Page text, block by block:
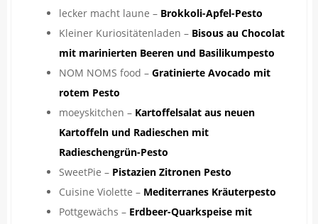
lecker macht laune – Brokkoli-Apfel-Pesto
Kleiner Kuriositätenladen – Bisous au Chocolat
mit marinierten Beeren und Basilikumpesto
NOM NOMS food – Gratinierte Avocado mit
rotem Pesto
moeyskitchen – Kartoffelsalat aus neuen
Kartoffeln und Radieschen mit
Radieschengrün-Pesto
SweetPie – Pistazien Zitronen Pesto
Cuisine Violette – Mediterranes Kräuterpesto
Pottgewächs – Erdbeer-Quarkspeise mit